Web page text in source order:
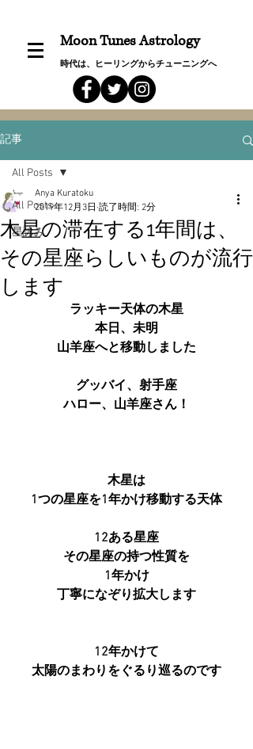
Moon Tunes Astrology
時代は、ヒーリングからチューニングへ
記事
All Posts
星詠み
All Posts
木星の滞在する1年間は、
その星座らしいものが流行
します
Anya Kuratoku
2019年12月3日 読了時間: 2分
ラッキー天体の木星
本日、未明
山羊座へと移動しました
グッバイ、射手座
ハロー、山羊座さん！
木星は
1つの星座を1年かけ移動する天体
12ある星座
その星座の持つ性質を
1年かけ
丁寧になぞり拡大します
12年かけて
太陽のまわりをぐるり巡るのです